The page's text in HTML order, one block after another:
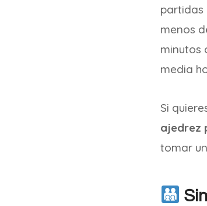
partidas
menos
minutos
media
Si
ajedrez
tomar